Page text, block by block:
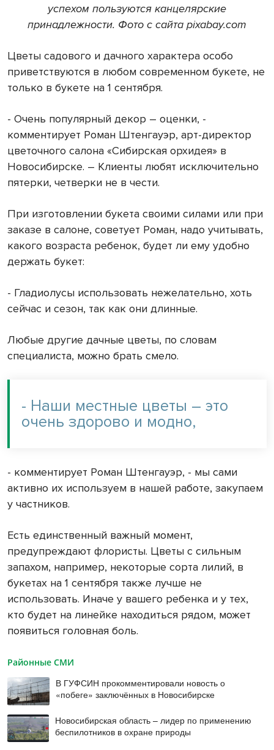
успехом пользуются канцелярские
принадлежности. Фото с сайта pixabay.com
Цветы садового и дачного характера особо
приветствуются в любом современном букете, не
только в букете на 1 сентября.
- Очень популярный декор – оценки, -
комментирует Роман Штенгауэр, арт-директор
цветочного салона «Сибирская орхидея» в
Новосибирске. – Клиенты любят исключительно
пятерки, четверки не в чести.
При изготовлении букета своими силами или при
заказе в салоне, советует Роман, надо учитывать,
какого возраста ребенок, будет ли ему удобно
держать букет:
- Гладиолусы использовать нежелательно, хоть
сейчас и сезон, так как они длинные.
Любые другие дачные цветы, по словам
специалиста, можно брать смело.
- Наши местные цветы – это
очень здорово и модно,
- комментирует Роман Штенгауэр, - мы сами
активно их используем в нашей работе, закупаем
у частников.
Есть единственный важный момент,
предупреждают флористы. Цветы с сильным
запахом, например, некоторые сорта лилий, в
букетах на 1 сентября также лучше не
использовать. Иначе у вашего ребенка и у тех,
кто будет на линейке находиться рядом, может
появиться головная боль.
Районные СМИ
В ГУФСИН прокомментировали новость о
«побеге» заключённых в Новосибирске
Новосибирская область – лидер по применению
беспилотников в охране природы